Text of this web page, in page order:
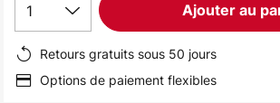
1 Ajouter au
Retours gratuits sous 50 jours
Options de paiement flexibles